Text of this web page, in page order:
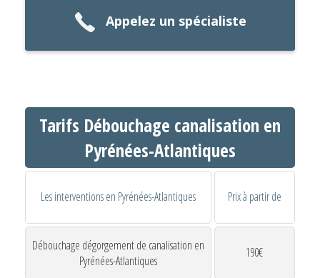
Appelez un spécialiste
Tarifs Débouchage canalisation en
Pyrénées-Atlantiques
Les interventions en Pyrénées-Atlantiques Prix à partir de
Débouchage dégorgement de canalisation en
Pyrénées-Atlantiques
190€